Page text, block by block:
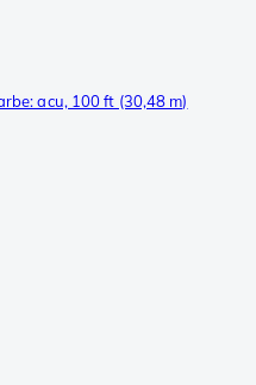
acu, 100 ft (30,48 m)